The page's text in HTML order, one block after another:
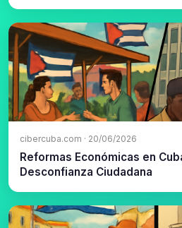
cibercuba.com · 20/06/2026
Reformas Económicas en
Desconfianza Ciudadana